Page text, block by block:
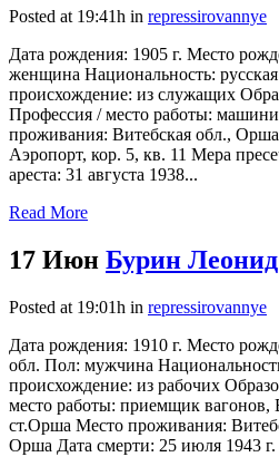
Posted at 19:41h in repressirovannye
Дата рождения: 1905 г. Место
женщина Национальность:
происхождение: из служащих
Профессия / место работы:
проживания: Витебская обл.,
Аэропорт, кор. 5, кв. 11 Мера
ареста: 31 августа 1938...
Read More
17 Июн Бурин
Posted at 19:01h in repressirovannye
Дата рождения: 1910 г. Место
обл. Пол: мужчина
происхождение: из рабочих
место работы: приемщик вагонов,
ст.Орша Место проживания:
Орша Дата смерти: 25 июля 1943